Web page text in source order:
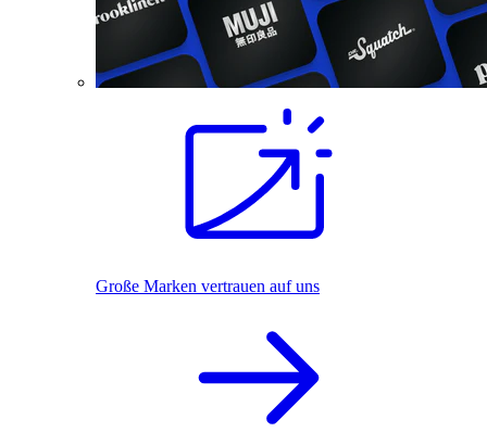
Große Marken vertrauen auf uns